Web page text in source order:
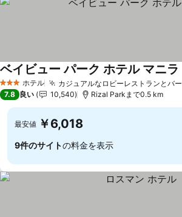
3 ホテルのランク
ホテル カジュアルなロビーレストランとバー
ベイビュー パーク ホテル マニラ
7.8 良い 10,540 Rizal Parkまで0.5 km
最安値 ￥6,018
9件のサイトの料金を表示